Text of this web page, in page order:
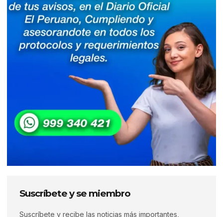
Suscríbete y se miembro
Suscríbete y recibe las noticias más importantes,